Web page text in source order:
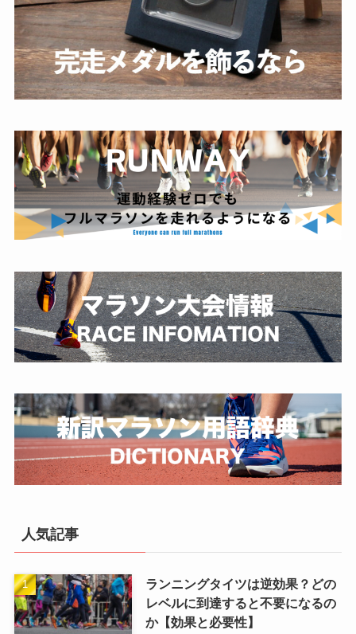
人気記事
ランニングタイツは逆効果？どの
レベルに到達すると不要になるの
か【効果と必要性】